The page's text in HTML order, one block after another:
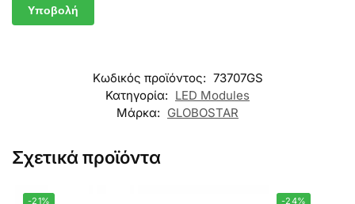
Κωδικός προϊόντος: 73707GS
Κατηγορία: LED Modules
Μάρκα: GLOBOSTAR
Σχετικά προϊόντα
-21% -24%